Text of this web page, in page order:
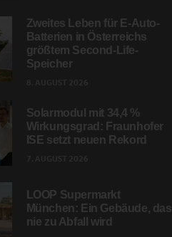
Zweites Leben für E-Auto-
Batterien in Österreichs
größtem Second-Life-
Speicher
Solarmodul mit 34,4 %
Wirkungsgrad: Fraunhofer
ISE setzt neuen Rekord
LOOP Supermarkt
München: Ein Gebäude, das
nie zu Abfall wird